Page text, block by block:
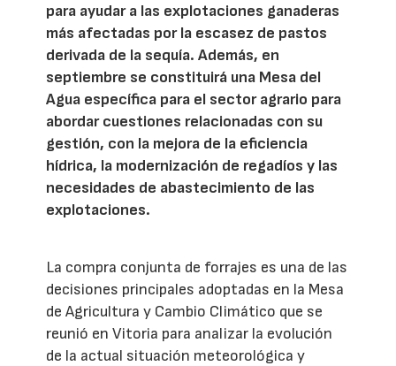
para ayudar a las explotaciones ganaderas
más afectadas por la escasez de pastos
derivada de la sequía. Además, en
septiembre se constituirá una Mesa del
Agua específica para el sector agrario para
abordar cuestiones relacionadas con su
gestión, con la mejora de la eficiencia
hídrica, la modernización de regadíos y las
necesidades de abastecimiento de las
explotaciones.
La compra conjunta de forrajes es una de las
decisiones principales adoptadas en la Mesa
de Agricultura y Cambio Climático que se
reunió en Vitoria para analizar la evolución
de la actual situación meteorológica y